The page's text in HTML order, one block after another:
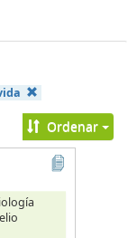
Ordenar